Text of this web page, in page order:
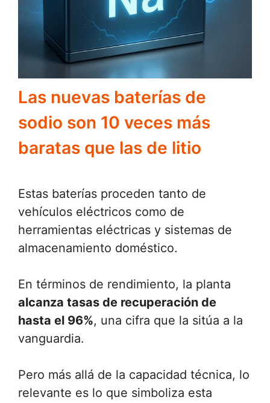
Las nuevas baterías de
sodio son 10 veces más
baratas que las de litio
Estas baterías proceden tanto de
vehículos eléctricos como de
herramientas eléctricas y sistemas de
almacenamiento doméstico.
En términos de rendimiento, la planta
alcanza tasas de recuperación de
hasta el 96%, una cifra que la sitúa a la
vanguardia.
Pero más allá de la capacidad técnica, lo
relevante es lo que simboliza esta